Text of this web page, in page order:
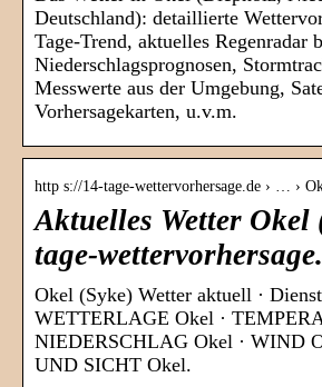
Deutschland): detaillierte
Tage-Trend, aktuelles Regenradar
Niederschlagsprognosen,
Messwerte aus der Umgebung,
Vorhersagekarten, u.v.m.
http s://14-tage-wettervorhersage.de › … ›
Aktuelles Wetter Okel
tage-
Okel (Syke) Wetter aktuell ·
WETTERLAGE Okel ·
NIEDERSCHLAG Okel · WIND
UND SICHT Okel.